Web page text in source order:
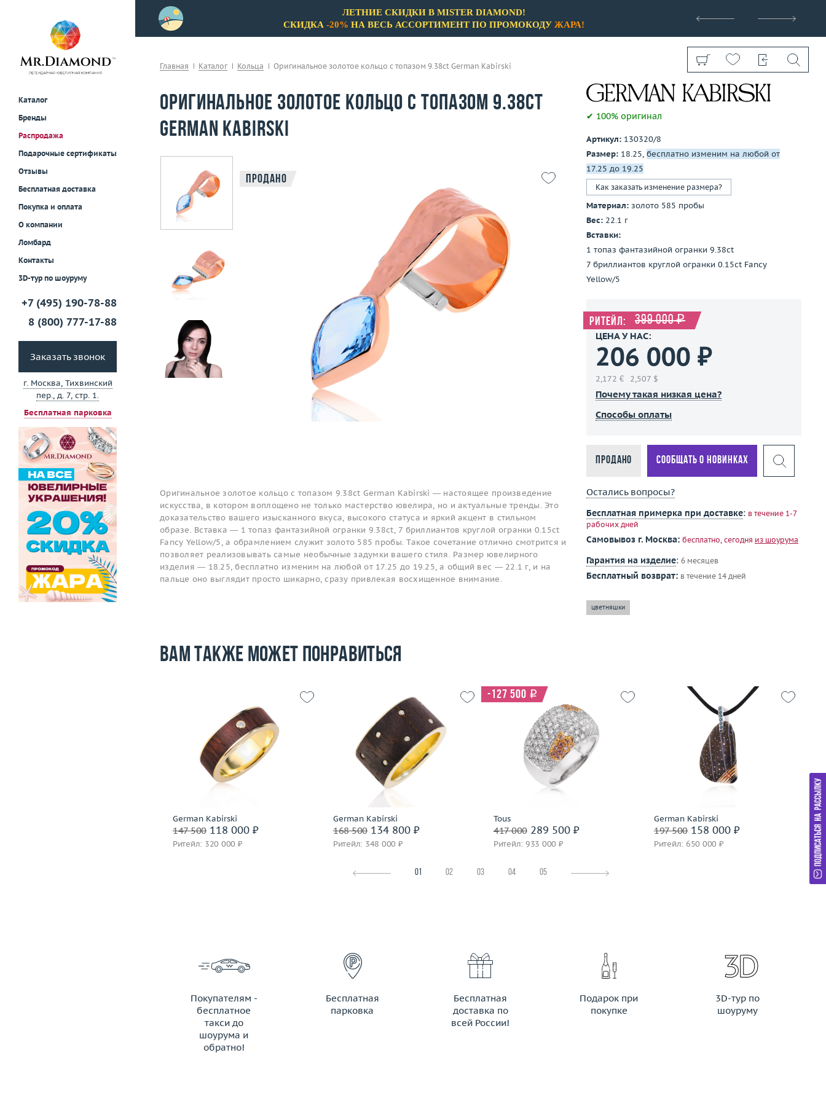
Каталог
Бренды
Распродажа
Подарочные сертификаты
Отзывы
Бесплатная доставка
Покупка и оплата
О компании
Ломбард
Контакты
3D-тур по шоуруму
+7 (495) 190-78-88
8 (800) 777-17-88
Заказать звонок
г. Москва, Тихвинский
пер., д. 7, стр. 1.
Бесплатная парковка
примерки!
ЛЕТНИЕ СКИДКИ В MISTER DIAMOND!
СКИДКА -20% НА ВЕСЬ АССОРТИМЕНТ ПО ПРОМОКОДУ ЖАРА!
Показать все
Главная Каталог Кольца Оригинальное золотое кольцо с топазом 9.38ct German Kabirski
Оригинальное золотое кольцо с топазом 9.38ct
German Kabirski
Продано
Оригинальное золотое кольцо с топазом 9.38ct German Kabirski — настоящее произведение
искусства, в котором воплощено не только мастерство ювелира, но и актуальные тренды. Это
доказательство вашего изысканного вкуса, высокого статуса и яркий акцент в стильном
образе. Вставка — 1 топаз фантазийной огранки 9.38ct, 7 бриллиантов круглой огранки 0.15ct
Fancy Yellow/5, а обрамлением служит золото 585 пробы. Такое сочетание отлично смотрится и
позволяет реализовывать самые необычные задумки вашего стиля. Размер ювелирного
изделия — 18.25, бесплатно изменим на любой от 17.25 до 19.25, а общий вес — 22.1 г, и на
пальце оно выглядит просто шикарно, сразу привлекая восхищенное внимание.
✔ 100% оригинал
Артикул: 130320/8
Размер: 18.25, бесплатно изменим на любой от
17.25 до 19.25
Как заказать изменение размера?
Материал: золото 585 пробы
Вес: 22.1 г
Вставки:
1 топаз фантазийной огранки 9.38ct
7 бриллиантов круглой огранки 0.15ct Fancy
Yellow/5
Ритейл: 399 000 ₽
ЦЕНА У НАС:
206 000 ₽
2,172 € 2,507 $
Почему такая низкая цена?
Способы оплаты
Продано Сообщать о новинках
Остались вопросы?
Бесплатная примерка при доставке: в течение 1-7
рабочих дней
Самовывоз г. Москва: бесплатно, сегодня из шоурума
Гарантия на изделие: 6 месяцев
Бесплатный возврат: в течение 14 дней
цветняшки
Вам также может понравиться
German Kabirski
147 500118 000 ₽
Ритейл: 320 000 ₽
Материал
золото 585 пробы
German Kabirski
168 500134 800 ₽
Ритейл: 348 000 ₽
Размер
Вес (г)
Материал
золото 585 пробы
Подробнее
Tous
417 000289 500 ₽
Ритейл: 933 000 ₽
-127 500 i
Размер
Материал
золото 750 пробы
Подробнее
German Kabirski
197 500158 000 ₽
Ритейл: 650 000 ₽
золото 585 пробы
Подробнее
01 02 03 04 05
Покупателям -
бесплатное
такси до
шоурума и
обратно!
ЗАКАЗАТЬ ТАКСИ
Бесплатная
парковка
Бесплатная
доставка по
всей России!
Подарок при
покупке
3D-тур по
шоуруму